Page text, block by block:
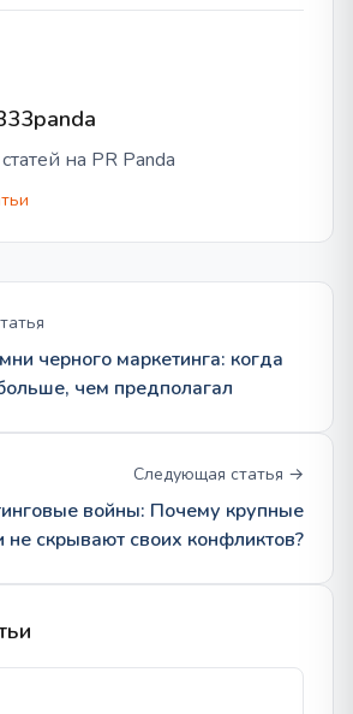
на PR Panda
черного маркетинга: когда
чем предполагал
Следующая статья →
войны: Почему крупные
не скрывают своих конфликтов?